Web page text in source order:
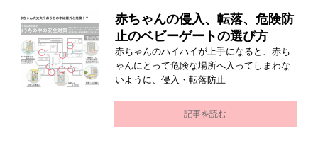
赤ちゃんの侵入、転落、危険防
止のベビーゲートの選び方
赤ちゃんのハイハイが上手になると、赤ち
ゃんにとって危険な場所へ入ってしまわな
いように、侵入・転落防止
記事を読む